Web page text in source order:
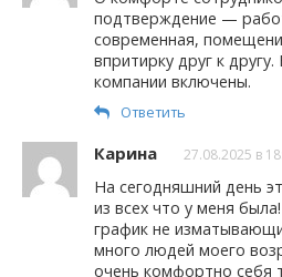
подтверждение —
современная,
впритирку друг к
компании включены.
Ответить
Карина 27.08.2025 в
На сегодняшний день
из всех что у меня
график не
много людей моего
очень комфортно себя